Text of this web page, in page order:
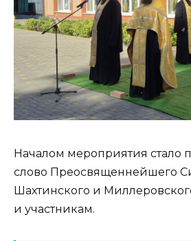
Началом мероприятия стало
слово Преосвященнейшего
Шахтинского и
и участникам.